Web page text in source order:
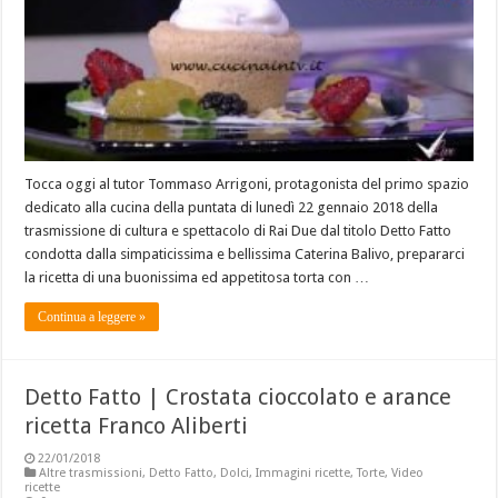
Tocca oggi al tutor Tommaso Arrigoni, protagonista del primo spazio
dedicato alla cucina della puntata di lunedì 22 gennaio 2018 della
trasmissione di cultura e spettacolo di Rai Due dal titolo Detto Fatto
condotta dalla simpaticissima e bellissima Caterina Balivo, prepararci
la ricetta di una buonissima ed appetitosa torta con …
Continua a leggere »
Detto Fatto | Crostata cioccolato e arance
ricetta Franco Aliberti
22/01/2018
Altre trasmissioni, Detto Fatto, Dolci,Immagini ricette,Torte,Video
ricette